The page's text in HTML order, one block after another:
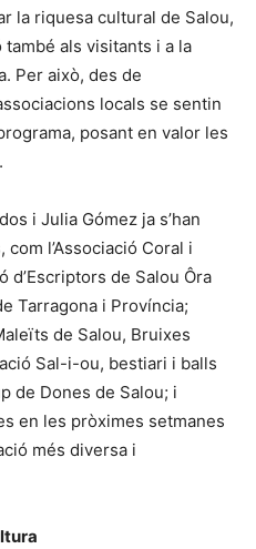
la riquesa cultural de Salou,
als visitants i a la
Per això, des de
locals se sentin
posant en valor les
i Julia Gómez ja s’han
l’Associació Coral i
d’Escriptors de Salou Ôra
Tarragona i Província;
de Salou, Bruixes
Sal-i-ou, bestiari i balls
de Dones de Salou; i
en les pròximes setmanes
més diversa i